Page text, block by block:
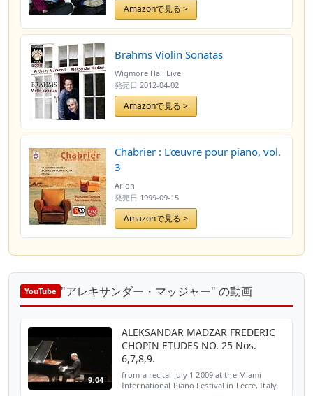
Amazonで見る >
Brahms Violin Sonatas
Wigmore Hall Live
発売日 2012-04-02
Amazonで見る >
Chabrier : L'œuvre pour piano, vol.
3
Arion
発売日 1999-09-15
Amazonで見る >
YouTube "アレキサンダー・マッジャー" の動画
9:04
ALEKSANDAR MADZAR FREDERIC
CHOPIN ETUDES NO. 25 Nos.
6,7,8,9.
from a recital July 1 2009 at the Miami
International Piano Festival in Lecce, Italy.